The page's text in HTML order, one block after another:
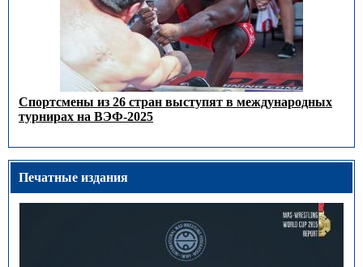
Спортсмены из 26 стран выступят в международных
турнирах на ВЭФ-2025
Печатные издания